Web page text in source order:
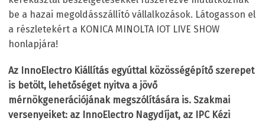
be a hazai megoldásszállító vállalkozások. Látogasson el
a részletekért a KONICA MINOLTA IOT LIVE SHOW
honlapjára!
Az InnoElectro Kiállítás egyúttal közösségépítő szerepet
is betölt, lehetőséget nyitva a jövő
mérnökgenerációjának megszólítására is. Szakmai
versenyeiket: az InnoElectro Nagydíjat, az IPC Kézi